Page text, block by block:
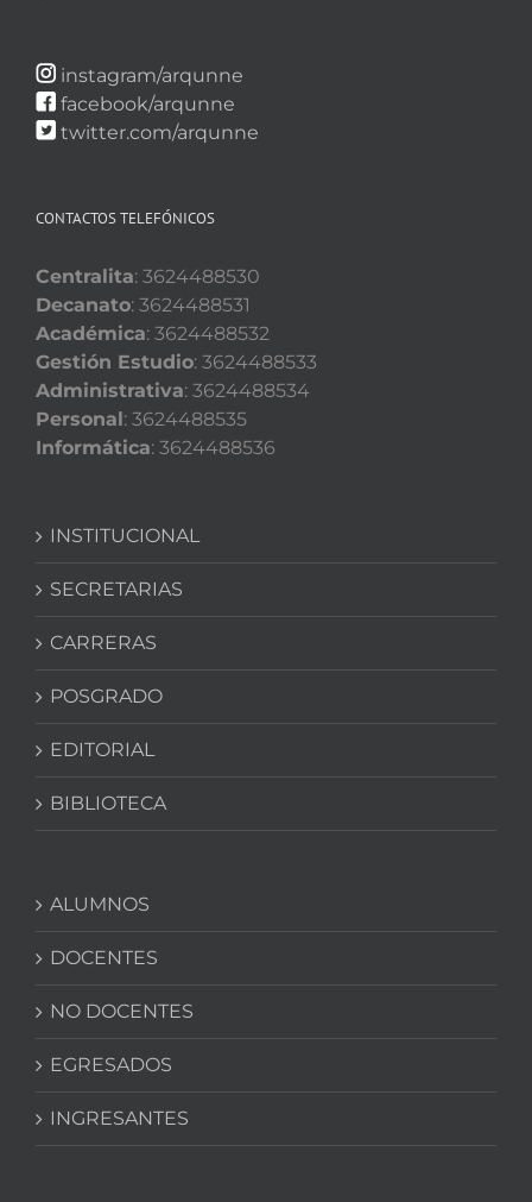
instagram/arqunne
facebook/arqunne
twitter.com/arqunne
CONTACTOS TELEFÓNICOS
Centralita: 3624488530
Decanato: 3624488531
Académica: 3624488532
Gestión Estudio: 3624488533
Administrativa: 3624488534
Personal: 3624488535
Informática: 3624488536
INSTITUCIONAL
SECRETARIAS
CARRERAS
POSGRADO
EDITORIAL
BIBLIOTECA
ALUMNOS
DOCENTES
NO DOCENTES
EGRESADOS
INGRESANTES